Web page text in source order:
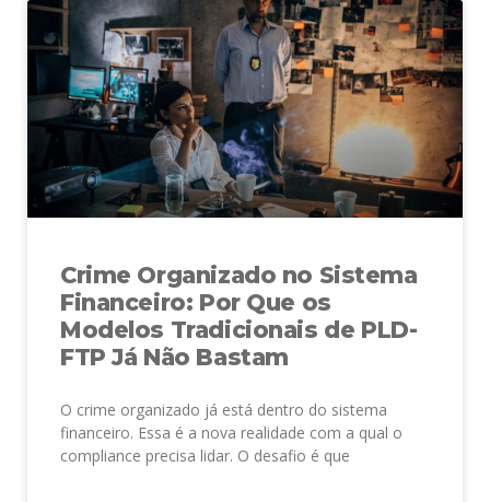
Crime Organizado no Sistema
Financeiro: Por Que os
Modelos Tradicionais de PLD-
FTP Já Não Bastam
O crime organizado já está dentro do sistema
financeiro. Essa é a nova realidade com a qual o
compliance precisa lidar. O desafio é que